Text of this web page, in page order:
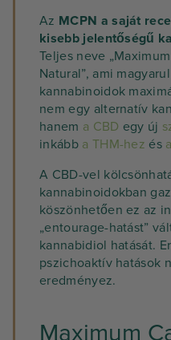
Az MCPN a saját
kisebb jelentőségű
Teljes neve
Natural”, ami
kannabinoidok
nem egy alternatív
hanem a CBD egy új
inkább a THM-hez és
A CBD-vel
kannabinoidokban
köszönhetően ez az
„entourage-hatást”
kannabidiol hatását.
pszichoaktív hatások
eredményez.
Maximum